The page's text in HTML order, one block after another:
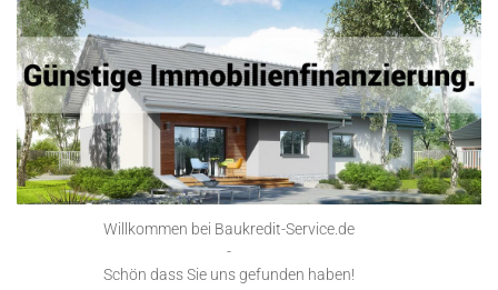
Willkommen bei Baukredit-Service.de
-
Schön dass Sie uns gefunden haben!